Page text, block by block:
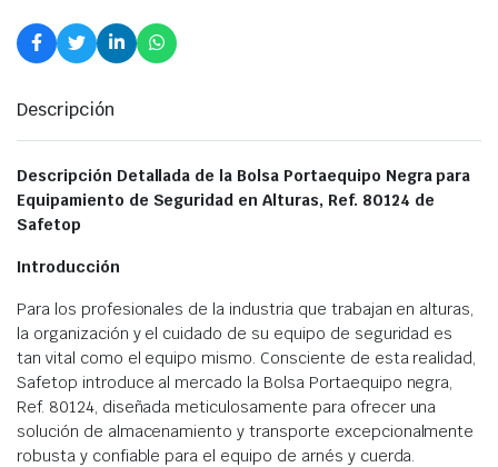
Descripción
Descripción Detallada de la Bolsa Portaequipo Negra para
Equipamiento de Seguridad en Alturas, Ref. 80124 de
Safetop
Introducción
Para los profesionales de la industria que trabajan en alturas,
la organización y el cuidado de su equipo de seguridad es
tan vital como el equipo mismo. Consciente de esta realidad,
Safetop introduce al mercado la Bolsa Portaequipo negra,
Ref. 80124, diseñada meticulosamente para ofrecer una
solución de almacenamiento y transporte excepcionalmente
robusta y confiable para el equipo de arnés y cuerda.